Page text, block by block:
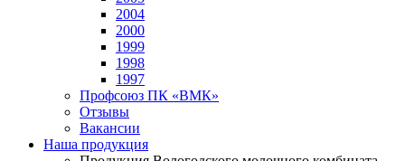
2004
2000
1999
1998
1997
Профсоюз ПК «ВМК»
Отзывы
Вакансии
Наша продукция